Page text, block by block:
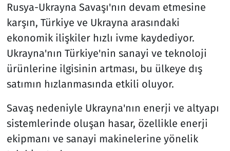
Rusya-Ukrayna Savaşı'nın devam etmesine
karşın, Türkiye ve Ukrayna arasındaki
ekonomik ilişkiler hızlı ivme kaydediyor.
Ukrayna'nın Türkiye'nin sanayi ve teknoloji
ürünlerine ilgisinin artması, bu ülkeye dış
satımın hızlanmasında etkili oluyor.
Savaş nedeniyle Ukrayna'nın enerji ve altyapı
sistemlerinde oluşan hasar, özellikle enerji
ekipmanı ve sanayi makinelerine yönelik
Seçim 2023
Spor
Teknoloji ve Bilim
Televizyon